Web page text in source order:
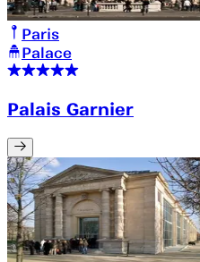
Paris
Palace
Palais Garnier